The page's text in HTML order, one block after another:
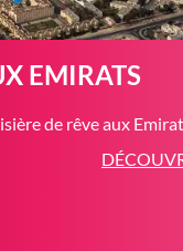
EMIRATS
de rêve aux